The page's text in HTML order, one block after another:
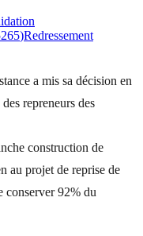
)Redressement
a mis sa décision en
repreneurs des
construction de
au projet de reprise de
conserver 92% du